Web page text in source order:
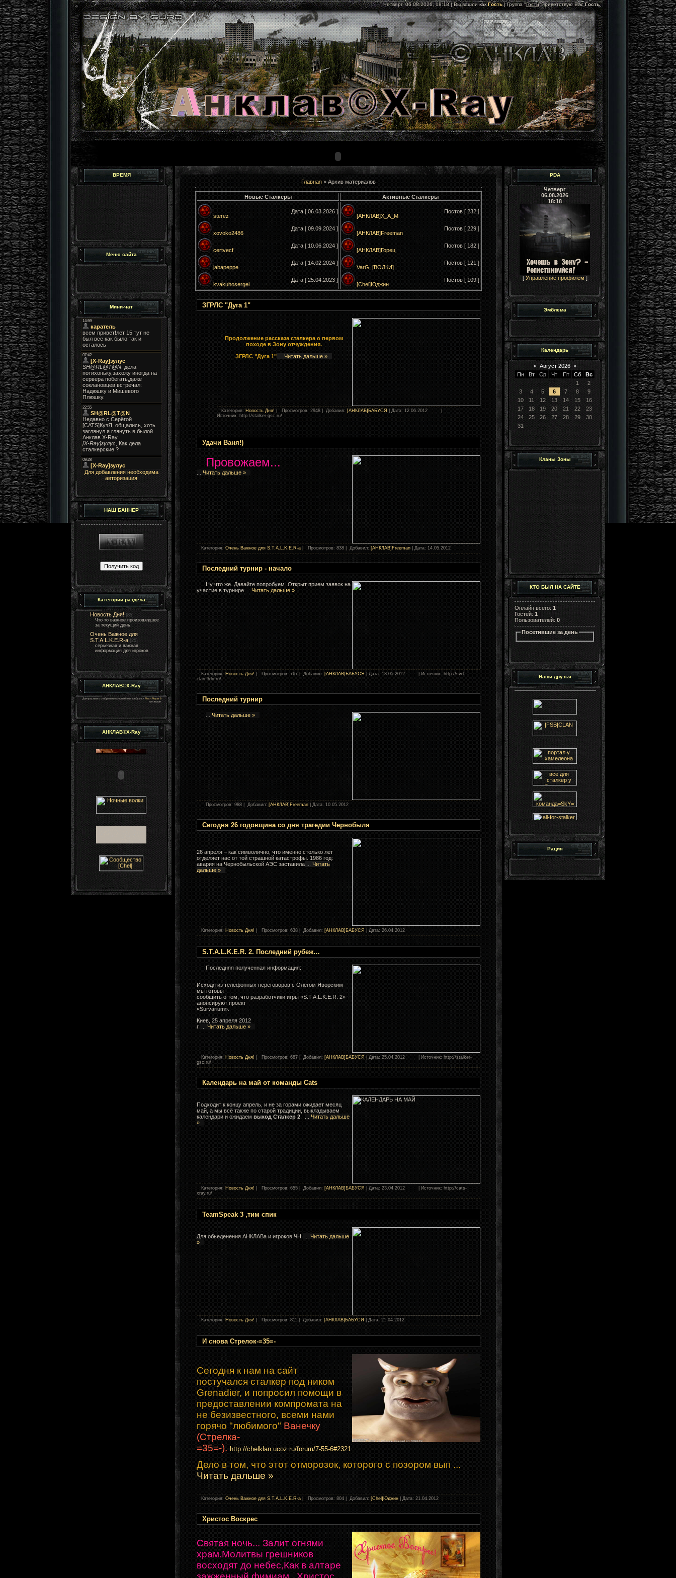
Четверг, 06.08.2026, 18:18 |Вы вошли как Гость|Группа"Гости"Приветствую Вас Гость
ВРЕМЯ
Меню сайта
Мини-чат
Для добавления необходима
авторизация
НАШ БАННЕР
Категории раздела
Новость Дня! [85]
Что то важное произошедшее
за текущий день.
Очень Важное для
S.T.A.L.K.E.R-а [25]
серьёзная и важная
информация для игроков
АНКЛАВ©X-Ray
Для красивого отображения этого блока требуетсяFlash Player 9
или выше.
АНКЛАВ©X-Ray
Главная » Архив материалов
Новые Сталкеры Активные Сталкеры
sterez
Дата [ 06.03.2026 ]
xovoko2486
Дата [ 09.09.2024 ]
certvecf
Дата [ 10.06.2024 ]
jabapeppe
Дата [ 14.02.2024 ]
kvakuhosergei
Дата [ 25.04.2023 ]
[АНКЛАВ]X_A_M
Постов [ 232 ]
[АНКЛАВ]Freeman
Постов [ 229 ]
[АНКЛАВ]Горец
Постов [ 182 ]
VarG_[ВОЛКИ]
Постов [ 121 ]
[Chel]Юджин
Постов [ 109 ]
ЗГРЛС "Дуга 1"
Продолжение рассказа сталкера о первом
походе в Зону отчуждения.
ЗГРЛС "Дуга 1"
Читать дальше »
Категория: Новость Дня! | Просмотров: 2948 | Добавил: [АНКЛАВ]БАБУСЯ | Дата: 12.06.2012
Источник: http://stalker-gsc.ru/
Удачи Ваня!)
Провожаем...
Читать дальше »
Категория:Очень Важное для S.T.A.L.K.E.R-а | Просмотров: 838 | Добавил: [АНКЛАВ]Freeman | Дата: 14.05.2012
Последний турнир - начало
Ну что же. Давайте попробуем. Открыт прием заявок на
участие в турнире
Читать дальше »
Категория: Новость Дня! | Просмотров: 767 | Добавил: [АНКЛАВ]БАБУСЯ | Дата: 13.05.2012 | Источник: http://svd-
clan.3dn.ru/
Последний турнир
Читать дальше »
Просмотров: 988 | Добавил: [АНКЛАВ]Freeman | Дата: 10.05.2012
Сегодня 26 годовщина со дня трагедии Чернобыля
26 апреля – как символично, что именно столько лет
отделяет нас от той страшной катастрофы. 1986 год:
авария на Чернобыльской АЭС заставила
Читать
дальше »
Категория: Новость Дня! | Просмотров: 638 | Добавил: [АНКЛАВ]БАБУСЯ | Дата: 26.04.2012
S.T.A.L.K.E.R. 2. Последний рубеж…
Последняя полученная информация:
Исходя из телефонных переговоров с Олегом Яворским
мы готовы
сообщить о том, что разработчики игры «S.T.A.L.K.E.R. 2»
анонсируют проект
«Survarium».
Киев, 25 апреля 2012
г.
Читать дальше »
Категория: Новость Дня! | Просмотров: 687 | Добавил: [АНКЛАВ]БАБУСЯ | Дата: 25.04.2012 | Источник: http://stalker-
gsc.ru/
Календарь на май от команды Cats
Подходит к концу апрель, и не за горами ожидает месяц
май, а мы всё также по старой традиции, выкладываем
календари и ожидаем выход Сталкер 2
Читать дальше
»
Категория: Новость Дня! | Просмотров: 655 | Добавил: [АНКЛАВ]БАБУСЯ | Дата: 23.04.2012 | Источник: http://cats-
xray.ru/
TeamSpeak 3 ,тим спик
Для обьеденения АНКЛАВа и игроков ЧН
Читать дальше
»
Категория: Новость Дня! | Просмотров: 811 | Добавил: [АНКЛАВ]БАБУСЯ | Дата: 21.04.2012
И снова Стрелок-=35=-
Сегодня к нам на сайт
постучался сталкер под ником
Grenadier, и попросил помощи в
предоставлении компромата на
не безизвестного, всеми нами
горячо "любимого" Ванечку
(Стрелка-
=35=-). http://chelklan.ucoz.ru/forum/7-55-6#2321
Дело в том, что этот отморозок, которого с позором вып ...
Читать дальше »
Категория: Очень Важное для S.T.A.L.K.E.R-а | Просмотров: 804 | Добавил: [Chel]Юджин | Дата: 21.04.2012
Христос Воскрес
Святая ночь... Залит огнями
храм.Молитвы грешников
восходят до небес,Как в алтаре
PDA
Четверг
06.08.2026
18:18
[ Управление профилем]
Эмблема
Календарь
« Август 2026 »
Пн
Вт Ср Чт Пт Сб
Вс
1
2
3
4 5 6 7 8
9
10
11 12 13 14 15
16
17
18 19 20 21 22
23
24
25 26 27 28 29
30
31
Кланы Зоны
КТО БЫЛ НА САЙТЕ
Онлайн всего: 1
Гостей: 1
Пользователей:0
Посетившие за день
Наши друзья
Рация